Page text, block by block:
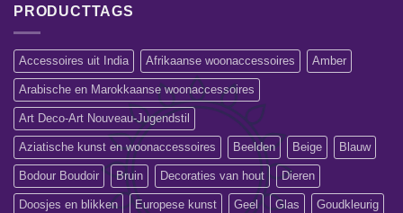
PRODUCTTAGS
Accessoires uit India Afrikaanse woonaccessoires Amber
Arabische en Marokkaanse woonaccessoires
Art Deco-Art Nouveau-Jugendstil
Aziatische kunst en woonaccessoires Beelden Beige Blauw
Bodour Boudoir Bruin Decoraties van hout Dieren
Doosjes en blikken Europese kunst Geel Glas Goudkleurig